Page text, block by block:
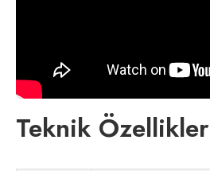
Teknik Özellikler